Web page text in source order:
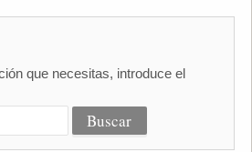
que necesitas, introduce el